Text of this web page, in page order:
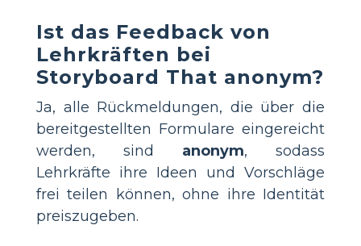
Ist das Feedback von
Lehrkräften bei
Storyboard That anonym?
Ja, alle Rückmeldungen, die über die
bereitgestellten Formulare eingereicht
werden, sind anonym, sodass
Lehrkräfte ihre Ideen und Vorschläge
frei teilen können, ohne ihre Identität
preiszugeben.